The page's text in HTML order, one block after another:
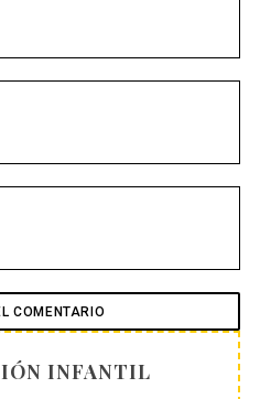
INFANTIL